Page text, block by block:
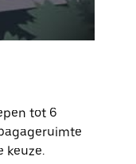
tot 6
keuze.